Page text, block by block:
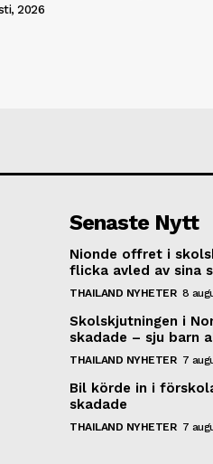
2026
Senaste Nytt
Nionde offret i
flicka avled av sina
THAILAND NYHETER 8
Skolskjutningen i
skadade – sju barn
THAILAND NYHETER 7
Bil körde in i
skadade
THAILAND NYHETER 7